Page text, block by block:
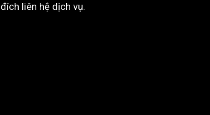
đích liên hệ dịch vụ.